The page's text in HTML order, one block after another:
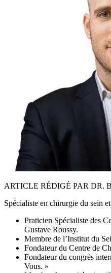
ARTICLE RÉDIGÉ PAR DR.
Spécialiste en chirurgie du sein
Praticien Spécialiste des
Gustave Roussy.
Membre de l’Institut du
Fondateur du Centre de
Fondateur du congrès
Vous. »